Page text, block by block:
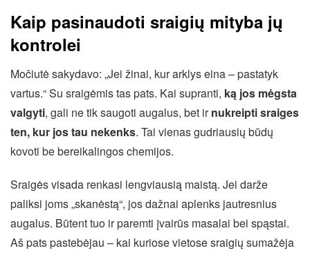
Kaip pasinaudoti sraigių mityba jų
kontrolei
Močiutė sakydavo: „Jei žinai, kur arklys eina – pastatyk
vartus.“ Su sraigėmis tas pats. Kai supranti, ką jos mėgsta
valgyti, gali ne tik saugoti augalus, bet irnukreipti sraiges
ten, kur jos tau nekenks. Tai vienas gudriausių būdų
kovoti be bereikalingos chemijos.
Sraigės visada renkasi lengviausią maistą. Jei darže
paliksi joms „skanėstą“, jos dažnai aplenks jautresnius
augalus. Būtent tuo ir paremti įvairūs masalai bei spąstai.
Aš pats pastebėjau – kai kuriose vietose sraigių sumažėja